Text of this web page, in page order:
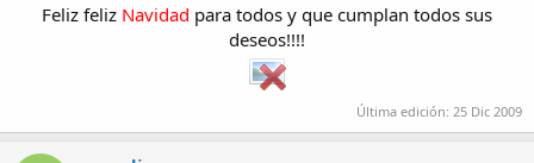
Feliz feliz Navidad para todos y que cumplan todos sus
deseos!!!!
Última edición: 25 Dic 2009